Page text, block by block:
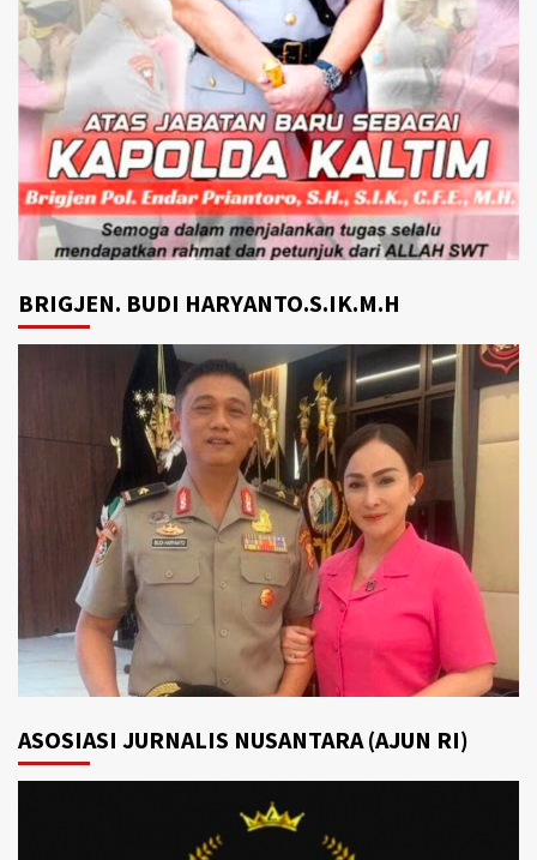
BRIGJEN. BUDI HARYANTO.S.IK.M.H
ASOSIASI JURNALIS NUSANTARA (AJUN RI)